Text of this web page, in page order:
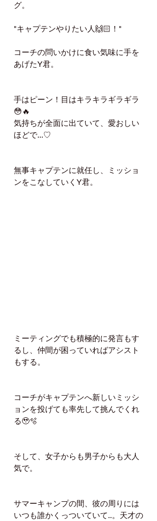
グ。
"キャプテンやりたい人🙌🏻！"
コーチの問いかけに食い気味に手を
あげたY君。
手はピーン！目はキラキラギラギラ
😳🔥
気持ちが全面に出ていて、愛おしい
ほどで...♡
無事キャプテンに就任し、ミッショ
ンをこなしていくY君。
ミーティングでも積極的に発言もす
るし、仲間が困っていればアシスト
もする。
コーチがキャプテンへ新しいミッシ
ョンを投げても率先して挑んでくれ
る🥹🫧
そして、女子からも男子からも大人
気で。
サマーキャンプの間、彼の周りには
いつも誰かくっついていて..。天才の